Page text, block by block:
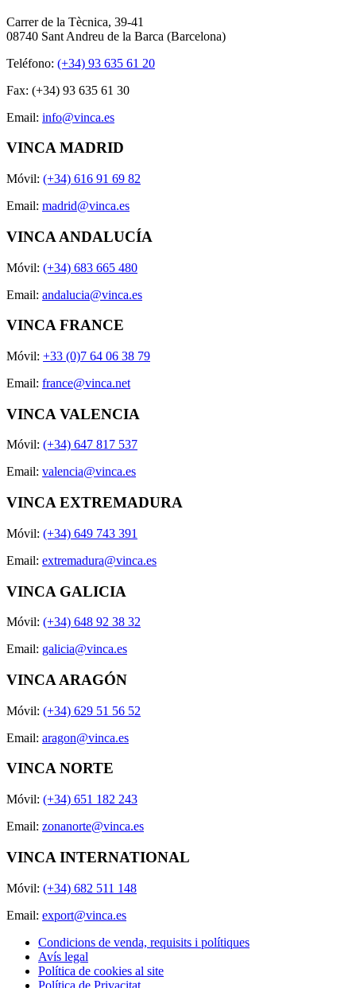
Carrer de la Tècnica, 39-41
08740 Sant Andreu de la Barca (Barcelona)
Teléfono: (+34) 93 635 61 20
Fax: (+34) 93 635 61 30
Email: info@vinca.es
VINCA MADRID
Móvil: (+34) 616 91 69 82
Email: madrid@vinca.es
VINCA ANDALUCÍA
Móvil: (+34) 683 665 480
Email: andalucia@vinca.es
VINCA FRANCE
Móvil: +33 (0)7 64 06 38 79
Email: france@vinca.net
VINCA VALENCIA
Móvil: (+34) 647 817 537
Email: valencia@vinca.es
VINCA EXTREMADURA
Móvil: (+34) 649 743 391
Email: extremadura@vinca.es
VINCA GALICIA
Móvil: (+34) 648 92 38 32
Email: galicia@vinca.es
VINCA ARAGÓN
Móvil: (+34) 629 51 56 52
Email: aragon@vinca.es
VINCA NORTE
Móvil: (+34) 651 182 243
Email: zonanorte@vinca.es
VINCA INTERNATIONAL
Móvil: (+34) 682 511 148
Email: export@vinca.es
Condicions de venda, requisits i polítiques
Avís legal
Política de cookies al site
Política de Privacitat